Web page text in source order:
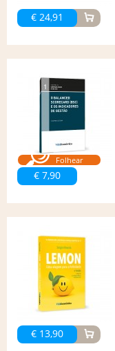
€ 24,91
Folhear
€ 7,90
€ 13,90